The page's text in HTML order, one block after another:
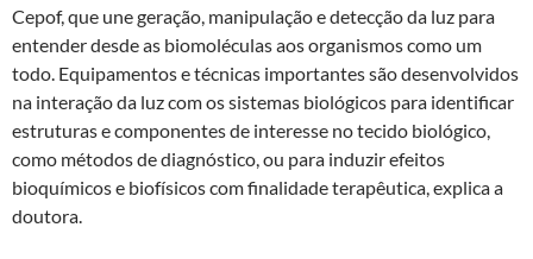
Cepof, que une geração, manipulação e detecção da luz para
entender desde as biomoléculas aos organismos como um
todo. Equipamentos e técnicas importantes são desenvolvidos
na interação da luz com os sistemas biológicos para identificar
estruturas e componentes de interesse no tecido biológico,
como métodos de diagnóstico, ou para induzir efeitos
bioquímicos e biofísicos com finalidade terapêutica, explica a
doutora.